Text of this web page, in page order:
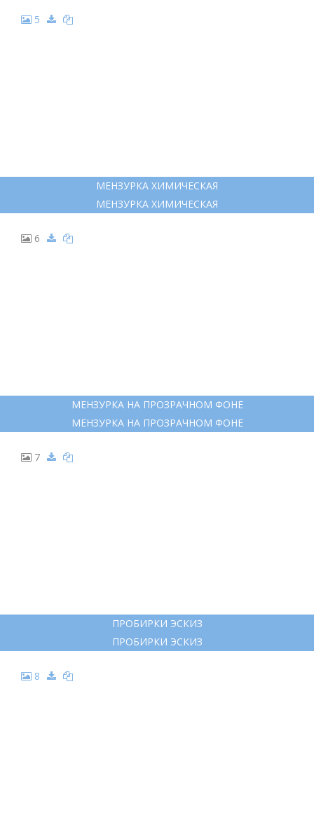
5
МЕНЗУРКА ХИМИЧЕСКАЯ
МЕНЗУРКА ХИМИЧЕСКАЯ
6
МЕНЗУРКА НА ПРОЗРАЧНОМ ФОНЕ
МЕНЗУРКА НА ПРОЗРАЧНОМ ФОНЕ
7
ПРОБИРКИ ЭСКИЗ
ПРОБИРКИ ЭСКИЗ
8